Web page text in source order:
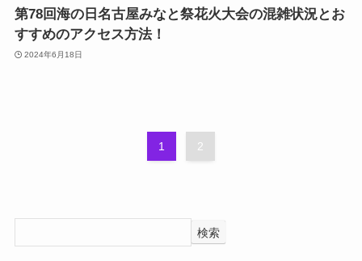
第78回海の日名古屋みなと祭花火大会の混雑状況とお
すすめのアクセス方法！
2024年6月18日
1 2
検索